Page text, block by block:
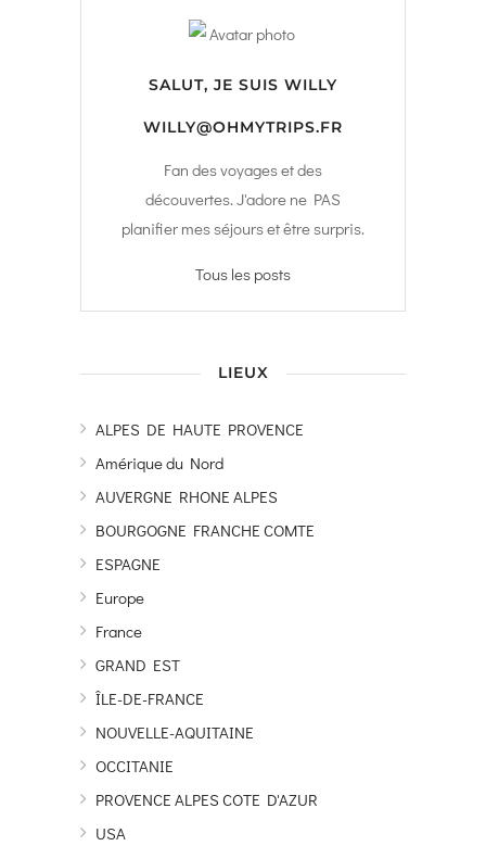
SALUT, JE SUIS WILLY
WILLY@OHMYTRIPS.FR
Fan des voyages et des
découvertes. J'adore ne PAS
planifier mes séjours et être surpris.
Tous les posts
LIEUX
ALPES DE HAUTE PROVENCE
Amérique du Nord
AUVERGNE RHONE ALPES
BOURGOGNE FRANCHE COMTE
ESPAGNE
Europe
France
GRAND EST
ÎLE-DE-FRANCE
NOUVELLE-AQUITAINE
OCCITANIE
PROVENCE ALPES COTE D'AZUR
USA